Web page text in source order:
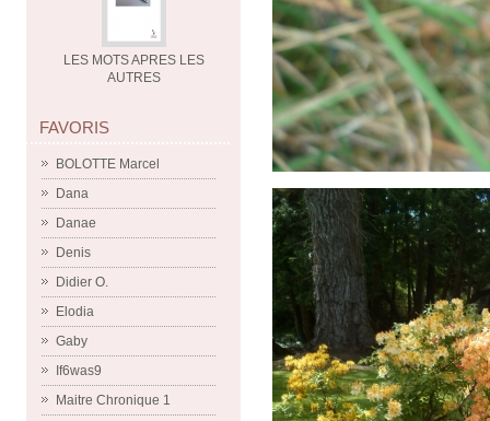
LES MOTS APRES LES
AUTRES
FAVORIS
BOLOTTE Marcel
Dana
Danae
Denis
Didier O.
Elodia
Gaby
If6was9
Maitre Chronique 1